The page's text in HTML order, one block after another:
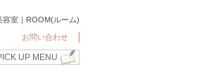
容室｜ROOM(ルーム)
お問い合わせ
UP MENU